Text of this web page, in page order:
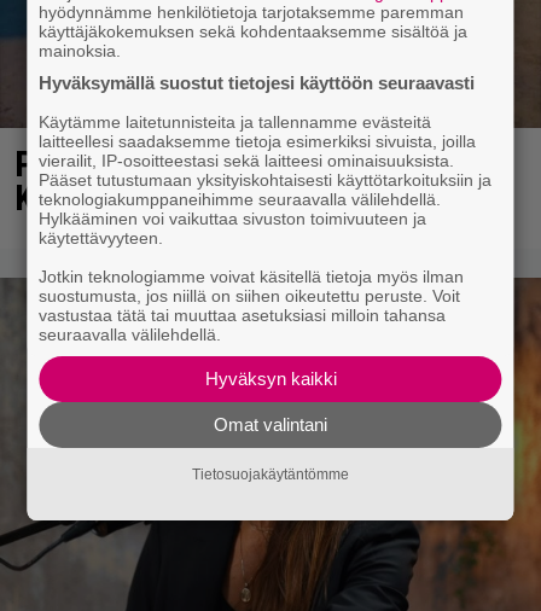
Poliisi havainnut Lahden
Karistossa omituisen ilmiön
hyödynnämme henkilötietoja tarjotaksemme paremman
käyttäjäkokemuksen sekä kohdentaaksemme sisältöä ja
mainoksia.
Hyväksymällä suostut tietojesi käyttöön seuraavasti
Käytämme laitetunnisteita ja tallennamme evästeitä
laitteellesi saadaksemme tietoja esimerkiksi sivuista, joilla
vierailit, IP-osoitteestasi sekä laitteesi ominaisuuksista.
Pääset tutustumaan yksityiskohtaisesti käyttötarkoituksiin ja
teknologiakumppaneihimme seuraavalla välilehdellä.
Hylkääminen voi vaikuttaa sivuston toimivuuteen ja
käytettävyyteen.
Jotkin teknologiamme voivat käsitellä tietoja myös ilman
suostumusta, jos niillä on siihen oikeutettu peruste. Voit
vastustaa tätä tai muuttaa asetuksiasi milloin tahansa
seuraavalla välilehdellä.
Hyväksyn kaikki
Omat valintani
Tietosuojakäytäntömme